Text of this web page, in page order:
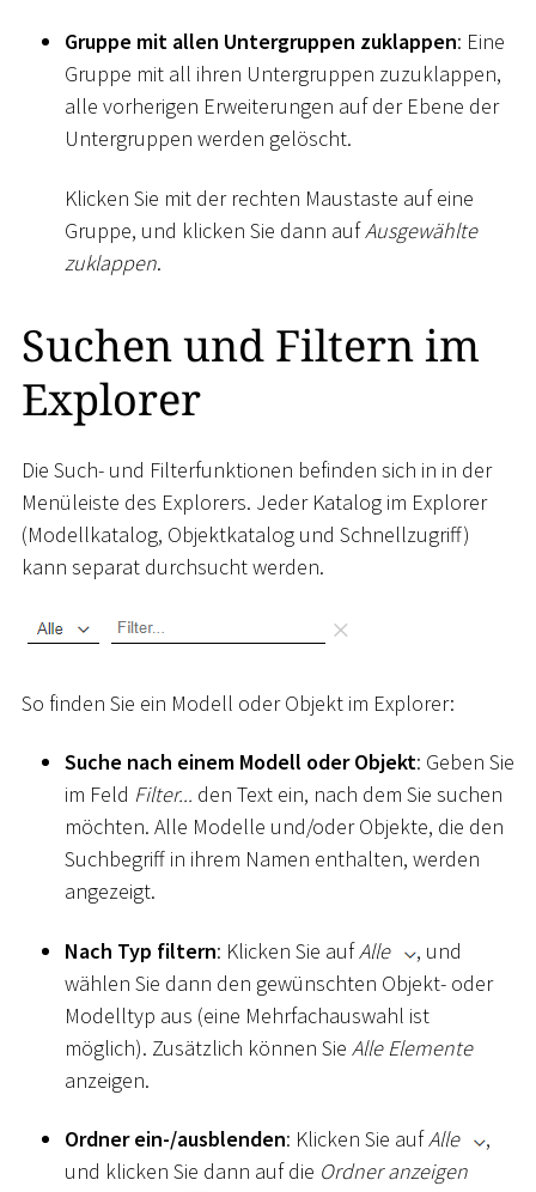
Gruppe mit allen Untergruppen zuklappen: Eine
Gruppe mit all ihren Untergruppen zuzuklappen,
alle vorherigen Erweiterungen auf der Ebene der
Untergruppen werden gelöscht.
Klicken Sie mit der rechten Maustaste auf eine
Gruppe, und klicken Sie dann aufAusgewählte
zuklappen.
Suchen und Filtern im
Explorer
Die Such- und Filterfunktionen befinden sich in in der
Menüleiste des Explorers. Jeder Katalog im Explorer
(Modellkatalog, Objektkatalog und Schnellzugriff)
kann separat durchsucht werden.
So finden Sie ein Modell oder Objekt im Explorer:
Suche nach einem Modell oder Objekt: Geben Sie
im Feld Filter... den Text ein, nach dem Sie suchen
möchten. Alle Modelle und/oder Objekte, die den
Suchbegriff in ihrem Namen enthalten, werden
angezeigt.
Nach Typ filtern: Klicken Sie aufAlle
, und
wählen Sie dann den gewünschten Objekt- oder
Modelltyp aus (eine Mehrfachauswahl ist
möglich). Zusätzlich können Sie Alle Elemente
anzeigen.
Ordner ein-/ausblenden: Klicken Sie aufAlle
,
und klicken Sie dann auf die Ordner anzeigen